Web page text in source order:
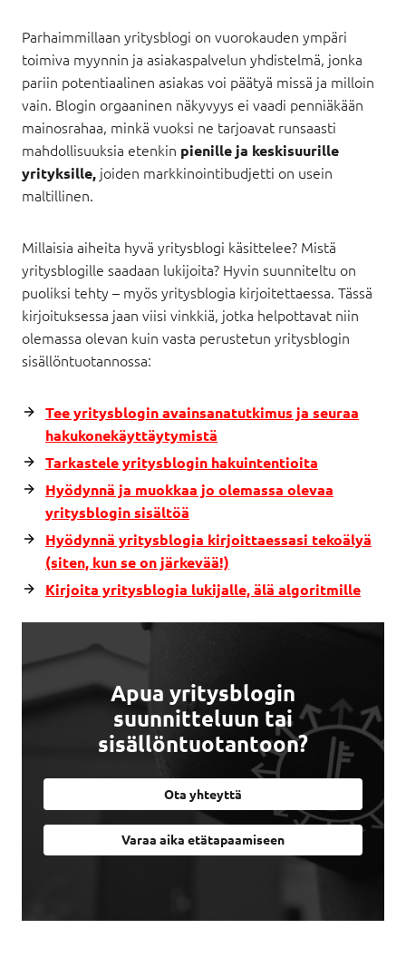
Parhaimmillaan yritysblogi on vuorokauden ympäri
toimiva myynnin ja asiakaspalvelun yhdistelmä, jonka
pariin potentiaalinen asiakas voi päätyä missä ja milloin
vain. Blogin orgaaninen näkyvyys ei vaadi penniäkään
mainosrahaa, minkä vuoksi ne tarjoavat runsaasti
mahdollisuuksia etenkin pienille ja keskisuurille
yrityksille, joiden markkinointibudjetti on usein
maltillinen.
Millaisia aiheita hyvä yritysblogi käsittelee? Mistä
yritysblogille saadaan lukijoita? Hyvin suunniteltu on
puoliksi tehty – myös yritysblogia kirjoitettaessa. Tässä
kirjoituksessa jaan viisi vinkkiä, jotka helpottavat niin
olemassa olevan kuin vasta perustetun yritysblogin
sisällöntuotannossa:
Tee yritysblogin avainsanatutkimus ja seuraa
hakukonekäyttäytymistä
Tarkastele yritysblogin hakuintentioita
Hyödynnä ja muokkaa jo olemassa olevaa
yritysblogin sisältöä
Hyödynnä yritysblogia kirjoittaessasi tekoälyä
(siten, kun se on järkevää!)
Kirjoita yritysblogia lukijalle, älä algoritmille
Apua yritysblogin
suunnitteluun tai
sisällöntuotantoon?
Ota yhteyttä
Varaa aika etätapaamiseen